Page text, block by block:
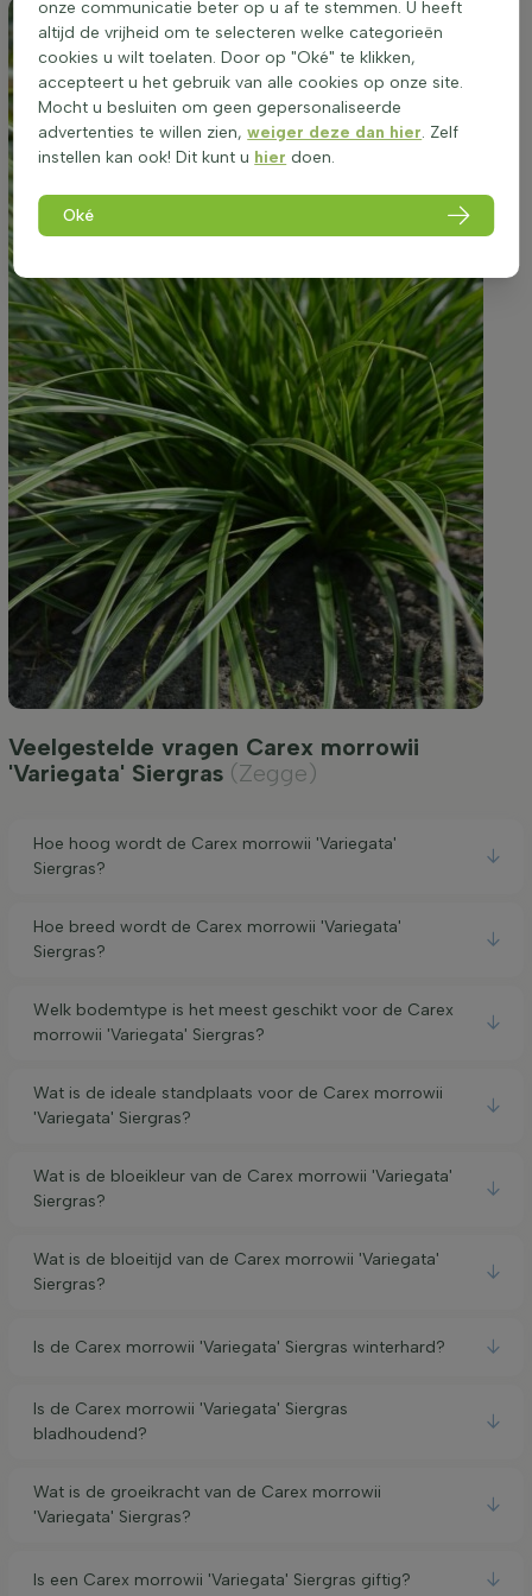
Veelgestelde vragen Carex morrowii
'Variegata' Siergras (Zegge)
Hoe hoog wordt de Carex morrowii 'Variegata'
Siergras?
Hoe breed wordt de Carex morrowii 'Variegata'
Siergras?
Welk bodemtype is het meest geschikt voor de Carex
morrowii 'Variegata' Siergras?
Wat is de ideale standplaats voor de Carex morrowii
'Variegata' Siergras?
Wat is de bloeikleur van de Carex morrowii 'Variegata'
Siergras?
Wat is de bloeitijd van de Carex morrowii 'Variegata'
Siergras?
Is de Carex morrowii 'Variegata' Siergras winterhard?
Is de Carex morrowii 'Variegata' Siergras
bladhoudend?
Wat is de groeikracht van de Carex morrowii
'Variegata' Siergras?
Is een Carex morrowii 'Variegata' Siergras giftig?
onze communicatie beter op u af te stemmen. U heeft
altijd de vrijheid om te selecteren welke categorieën
cookies u wilt toelaten. Door op "Oké" te klikken,
accepteert u het gebruik van alle cookies op onze site.
Mocht u besluiten om geen gepersonaliseerde
advertenties te willen zien,weiger deze dan hier. Zelf
instellen kan ook! Dit kunt u hier doen.
Oké